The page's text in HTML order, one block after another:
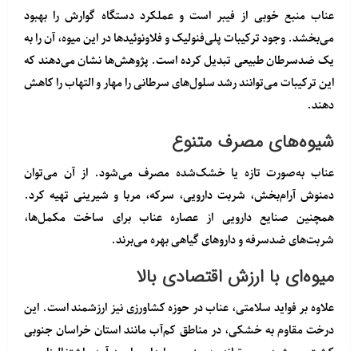
عناب منبع خوبی از فیبراست و عملکرد دستگاه گوارش را بهبود
می‌بخشد. وجود ترکیبات پلی‌فنولیک و فلاونوئیدها در این میوه، آن را به
یک ضدسرطان طبیعی تبدیل کرده است. پژوهش‌ها نشان می‌دهند که
این ترکیبات می‌توانندرشد سلول‌های سرطانی را مهار و التهاب را کاهش
دهند.
شیوه‌های مصرف متنوع
عناب به‌صورت تازه یا خشک‌شده مصرف می‌شود. از آن می‌توان
دمنوش آرام‌بخش، شربت دارویی، سرکه، مربا و شیرینی تهیه کرد.
همچنین صنایع دارویی از عصاره عناب برای ساخت مکمل‌ها،
شربت‌های ضدسرفه و داروهای گیاهی بهره می‌برند.
میوه‌ای با ارزش اقتصادی بالا
علاوه بر فواید سلامتی، عناب در حوزه کشاورزی نیز ارزشمند است. این
درخت مقاوم به خشکی، در مناطق کم‌آب ماننداستان خراسان جنوبی